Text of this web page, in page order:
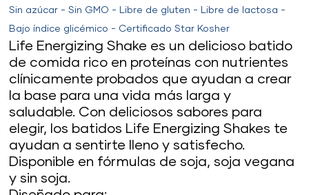
Sin azúcar - Sin GMO - Libre de gluten - Libre de lactosa -
Bajo índice glicémico - Certificado Star Kosher
Life Energizing Shake es un delicioso batido
de comida rico en proteínas con nutrientes
clínicamente probados que ayudan a crear
la base para una vida más larga y
saludable. Con deliciosos sabores para
elegir, los batidos Life Energizing Shakes te
ayudan a sentirte lleno y satisfecho.
Disponible en fórmulas de soja, soja vegana
y sin soja.